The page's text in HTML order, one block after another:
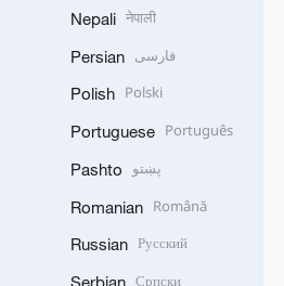
Nepali नेपाली
Persian فارسی
Polish Polski
Portuguese Português
Pashto پښتو
Romanian Română
Russian Русский
Serbian Српски